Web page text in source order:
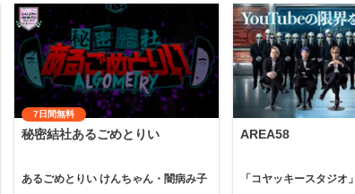
7日間無料
秘密結社あるごめとりい
あるごめとりい けんちゃん・闇病み子
AREA58